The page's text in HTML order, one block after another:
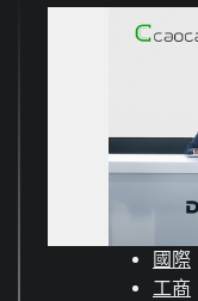
國際
工商